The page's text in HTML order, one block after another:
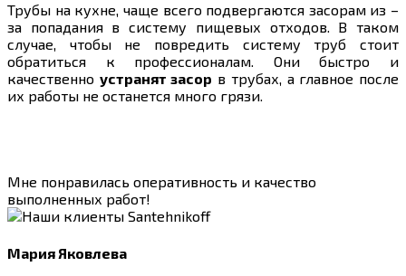
Трубы на кухне, чаще всего подвергаются засорам из –
за попадания в систему пищевых отходов. В таком
случае, чтобы не повредить систему труб стоит
обратиться к профессионалам. Они быстро и
качественно устранят засор в трубах, а главное после
их работы не останется много грязи.
Мне понравилась оперативность и качество
выполненных работ!
Мария Яковлева